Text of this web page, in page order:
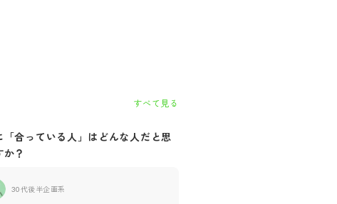
すべて見る
「合っている人」はどんな人だと思
か？
30代後半企画系